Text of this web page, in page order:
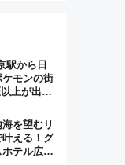
駅から日
モンの街
上が出現
ズ情報まと
海を望むリ
える！グ
テル広島